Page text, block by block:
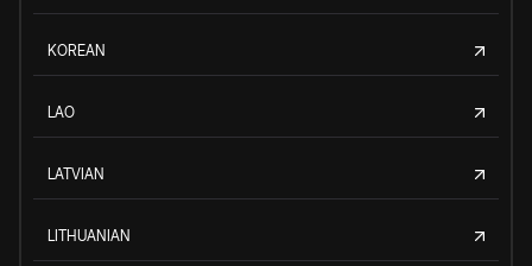
KOREAN
LAO
LATVIAN
LITHUANIAN